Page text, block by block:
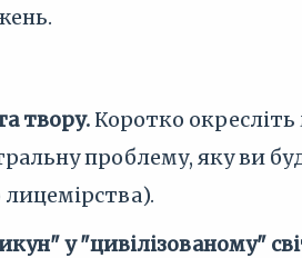
твору. Коротко окресліть
проблему, яку ви
лицемірства).
у "цивілізованому"